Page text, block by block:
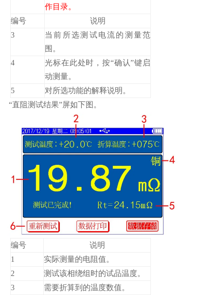
作目录。
编号
说明
3
当前所选测试电流的测量范
围。
4
光标在此处时，按“确认”键启
动测量。
5
对所选功能的解释说明。
“直阻测试结果”屏如下图。
编号
说明
1
实际测量的电阻值。
2
测试该相绕组时的试品温度。
3
需要折算到的温度数值。